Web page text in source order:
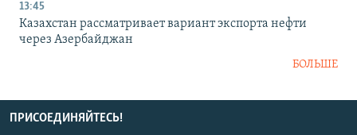
13:45
Казахстан рассматривает вариант экспорта нефти
через Азербайджан
БОЛЬШЕ
ПРИСОЕДИНЯЙТЕСЬ!